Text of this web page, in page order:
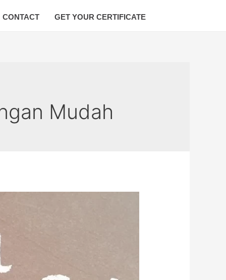
CONTACT GET YOUR CERTIFICATE
Mudah